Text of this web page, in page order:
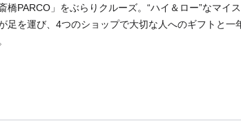
橋PARCO」をぶらりクルーズ。“ハイ＆ロー”なマイ
足を運び、4つのショップで大切な人へのギフトと一